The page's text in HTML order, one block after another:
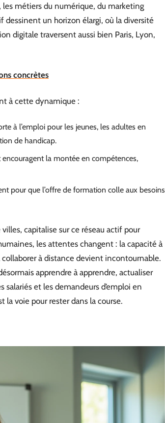
métiers du numérique, du marketing
dessinent un horizon élargi, où la diversité
digitale traversent aussi bien Paris, Lyon,
concrètes
à cette dynamique :
à l’emploi pour les jeunes, les adultes en
de handicap.
la montée en compétences,
pour que l’offre de formation colle aux besoins
villes, capitalise sur ce réseau actif pour
les attentes changent : la capacité à
à distance devient incontournable.
apprendre à apprendre, actualiser
salariés et les demandeurs d’emploi en
la voie pour rester dans la course.